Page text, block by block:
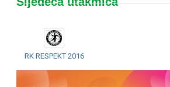
RK RESPEKT 2016